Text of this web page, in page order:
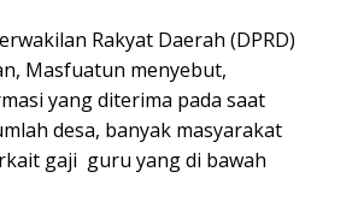
Rakyat Daerah (DPRD)
Masfuatun menyebut,
yang diterima pada saat
desa, banyak masyarakat
gaji guru yang di bawah